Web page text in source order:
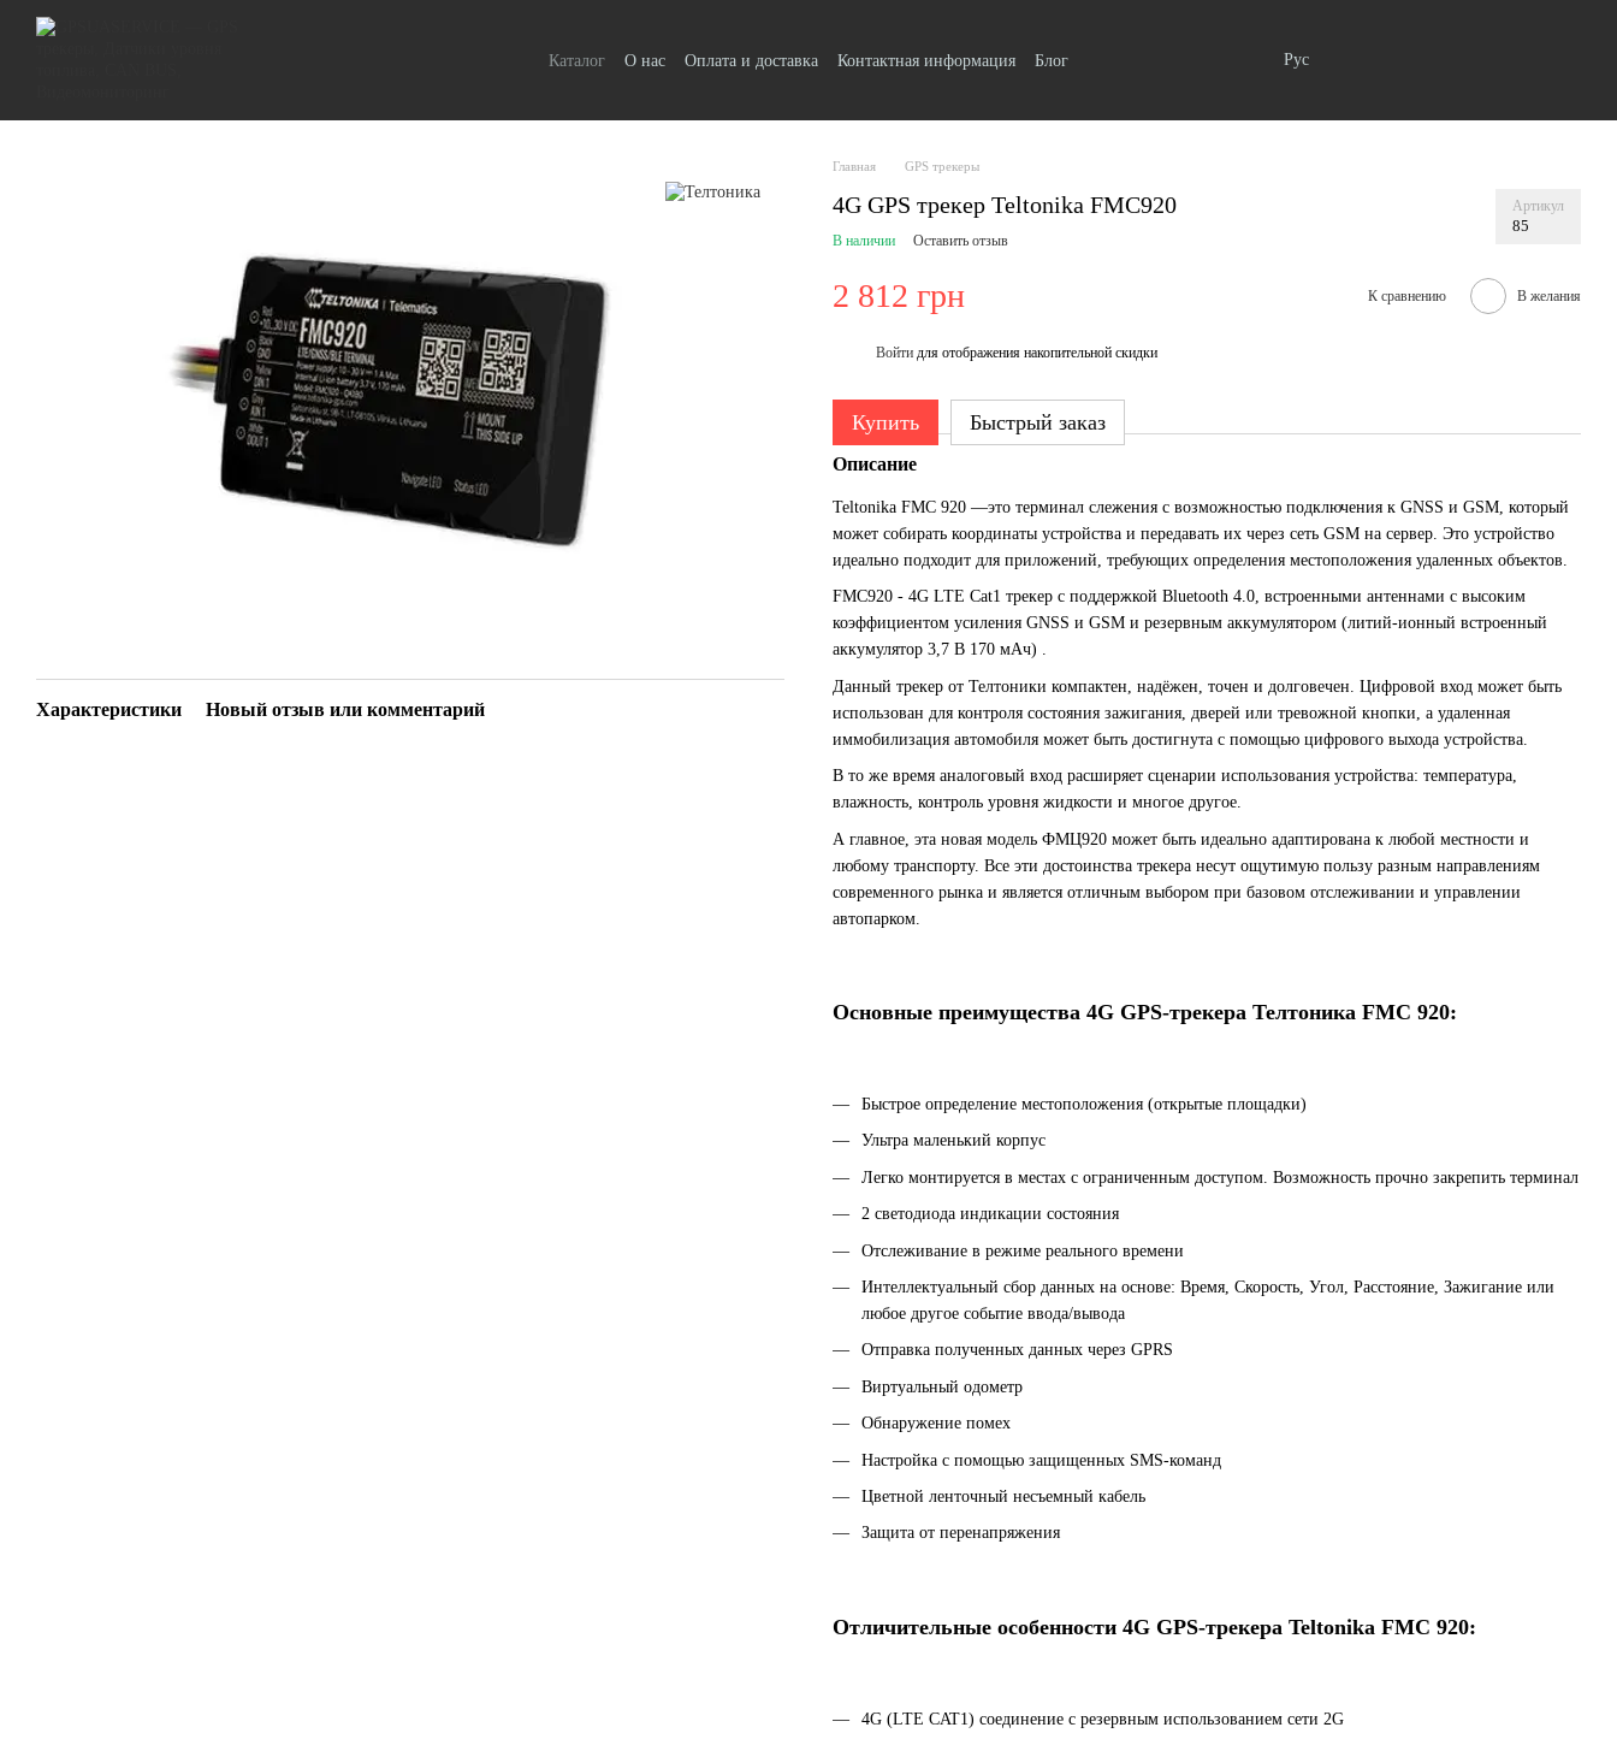
Перейти к основному контенту
Каталог О нас Оплата и доставка Контактная информация Блог Рус
Характеристики Новый отзыв или комментарий
Главная GPS трекеры
4G GPS трекер Teltonika FMC920 Артикул
85
В наличии Оставить отзыв
2 812 грн К сравнению В желания
Войти для отображения накопительной скидки
Купить Быстрый заказ
Описание
Teltonika FMС 920 —это терминал слежения с возможностью подключения к GNSS и GSM, который
может собирать координаты устройства и передавать их через сеть GSM на сервер. Это устройство
идеально подходит для приложений, требующих определения местоположения удаленных объектов.
FMC920 - 4G LTE Cat1 трекер с поддержкой Bluetooth 4.0, встроенными антеннами с высоким
коэффициентом усиления GNSS и GSM и резервным аккумулятором (литий-ионный встроенный
аккумулятор 3,7 В 170 мАч) .
Данный трекер от Телтоники компактен, надёжен, точен и долговечен. Цифровой вход может быть
использован для контроля состояния зажигания, дверей или тревожной кнопки, а удаленная
иммобилизация автомобиля может быть достигнута с помощью цифрового выхода устройства.
В то же время аналоговый вход расширяет сценарии использования устройства: температура,
влажность, контроль уровня жидкости и многое другое.
А главное, эта новая модель ФМЦ920 может быть идеально адаптирована к любой местности и
любому транспорту. Все эти достоинства трекера несут ощутимую пользу разным направлениям
современного рынка и является отличным выбором при базовом отслеживании и управлении
автопарком.
Основные преимущества 4G GPS-трекера Телтоника FMC 920:
Быстрое определение местоположения (открытые площадки)
Ультра маленький корпус
Легко монтируется в местах с ограниченным доступом. Возможность прочно закрепить терминал
2 светодиода индикации состояния
Отслеживание в режиме реального времени
Интеллектуальный сбор данных на основе: Время, Скорость, Угол, Расстояние, Зажигание или
любое другое событие ввода/вывода
Отправка полученных данных через GPRS
Виртуальный одометр
Обнаружение помех
Настройка с помощью защищенных SMS-команд
Цветной ленточный несъемный кабель
Защита от перенапряжения
Отличительные особенности 4G GPS-трекера Teltonika FMC 920:
4G (LTE CAT1) cоединение с резервным использованием сети 2G